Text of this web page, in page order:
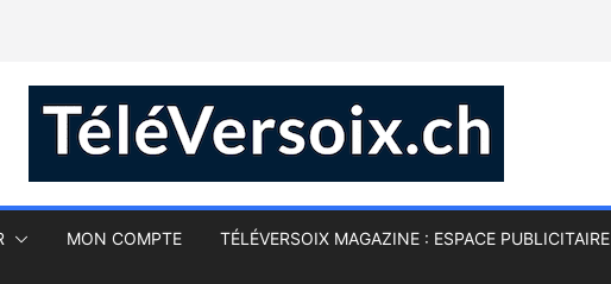
MON COMPTE TÉLÉVERSOIX MAGAZINE : ESPACE PUBLICITAIRE